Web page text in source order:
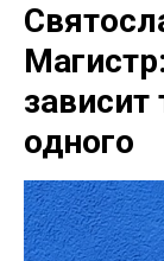
зависит
одного